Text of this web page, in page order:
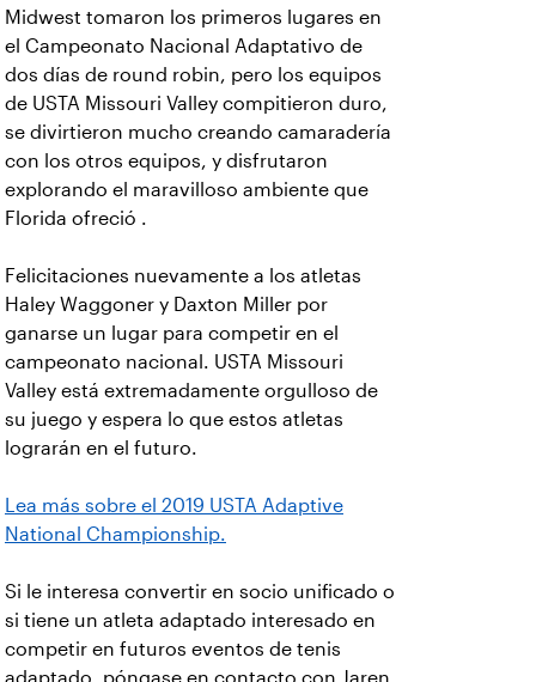
Midwest tomaron los primeros lugares en
el Campeonato Nacional Adaptativo de
dos días de round robin, pero los equipos
de USTA Missouri Valley compitieron duro,
se divirtieron mucho creando camaradería
con los otros equipos, y disfrutaron
explorando el maravilloso ambiente que
Florida ofreció .
Felicitaciones nuevamente a los atletas
Haley Waggoner y Daxton Miller por
ganarse un lugar para competir en el
campeonato nacional. USTA Missouri
Valley está extremadamente orgulloso de
su juego y espera lo que estos atletas
lograrán en el futuro.
Lea más sobre el 2019 USTA Adaptive
National Championship.
Si le interesa convertir en socio unificado o
si tiene un atleta adaptado interesado en
competir en futuros eventos de tenis
adaptado, póngase en contacto con Jaren